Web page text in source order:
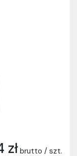
zł brutto / szt.